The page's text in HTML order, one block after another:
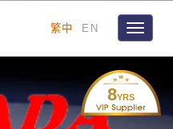
繁中 EN
Toggle
8YRS